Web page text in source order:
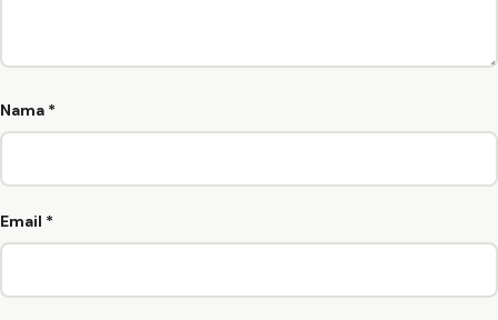
Nama *
Email *